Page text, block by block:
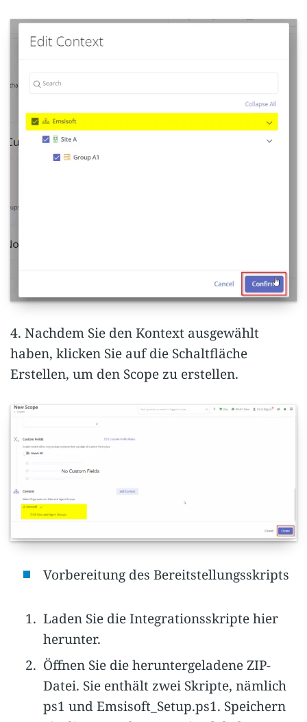
4. Nachdem Sie den Kontext ausgewählt
haben, klicken Sie auf die Schaltfläche
Erstellen, um den Scope zu erstellen.
Vorbereitung des Bereitstellungsskripts
Laden Sie die Integrationsskripte hier
herunter.
Öffnen Sie die heruntergeladene ZIP-
Datei. Sie enthält zwei Skripte, nämlich
ps1 und Emsisoft_Setup.ps1. Speichern